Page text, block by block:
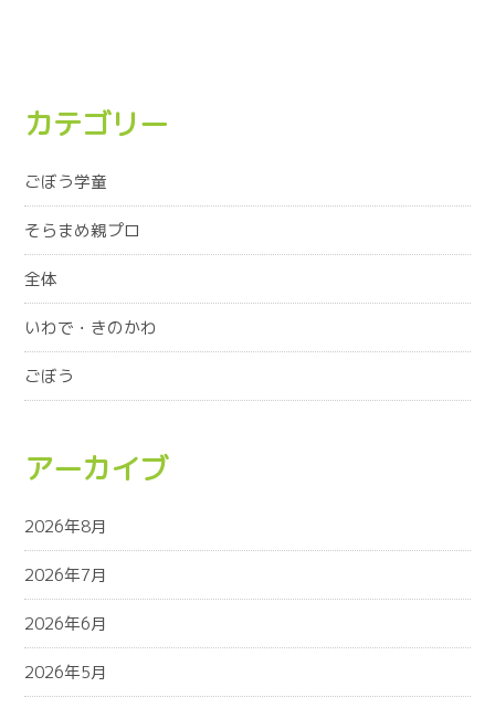
カテゴリー
ごぼう学童
そらまめ親プロ
全体
いわで・きのかわ
ごぼう
アーカイブ
2026年8月
2026年7月
2026年6月
2026年5月